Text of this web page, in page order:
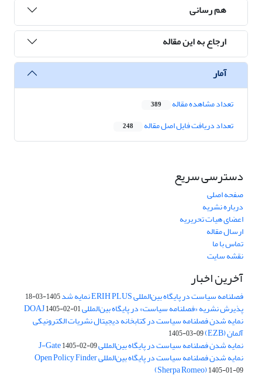
هم رسانی
ارجاع به این مقاله
آمار
تعداد مشاهده مقاله 389
تعداد دریافت فایل اصل مقاله 248
دسترسی سریع
صفحه اصلی
درباره نشریه
اعضای هیات تحریریه
ارسال مقاله
تماس با ما
نقشه سایت
آخرین اخبار
فصلنامه سیاست در پایگاه بین‌المللی ERIH PLUS نمایه شد 1405-03-18
پذیرش نشریه «فصلنامه سیاست» در پایگاه بین‌المللی DOAJ1405-02-01
نمایه شدن فصلنامه سیاست در کتابخانه دیجیتال نشریات الکترونیکی
آلمان (EZB) 1405-03-09
نمایه شدن فصلنامه سیاست در پایگاه بین‌المللی J-Gate1405-02-09
نمایه شدن فصلنامه سیاست در پایگاه بین‌المللی Open Policy Finder
(Sherpa Romeo)1405-01-09